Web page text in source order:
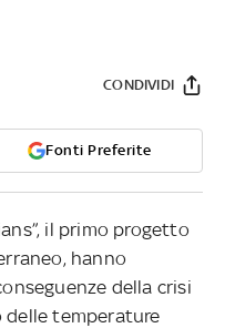
Fonti Preferite
CONDIVIDI
il primo progetto
hanno
della crisi
delle temperature